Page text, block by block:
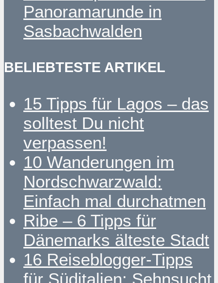
Panoramarunde in
Sasbachwalden
BELIEBTESTE ARTIKEL
15 Tipps für Lagos – das
solltest Du nicht
verpassen!
10 Wanderungen im
Nordschwarzwald:
Einfach mal durchatmen
Ribe – 6 Tipps für
Dänemarks älteste Stadt
16 Reiseblogger-Tipps
für Süditalien: Sehnsucht